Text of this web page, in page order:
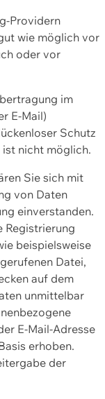
Providern
wie möglich vor
oder vor
im
E-Mail)
Schutz
nicht möglich.
Sie sich mit
von Daten
einverstanden.
Registrierung
beispielsweise
Datei,
auf dem
unmittelbar
E-Mail-Adresse
erhoben.
der